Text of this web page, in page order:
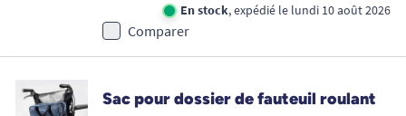
En stock, expédié le lundi 10 août 2026
Comparer
Sac pour dossier de fauteuil roulant